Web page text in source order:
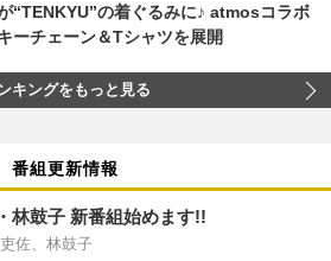
“TENKYU”の着ぐるみに♪ atmosコラボ
ーチェーン＆Tシャツを展開
キングをもっと見る
番組更新情報
林鼓子 新番組始めます!!
佐、林鼓子